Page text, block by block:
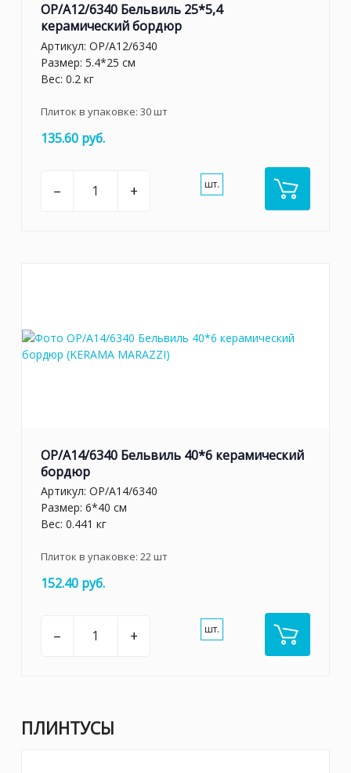
OP/A12/6340 Бельвиль 25*5,4
керамический бордюр
Артикул: OP/A12/6340
Размер: 5.4*25 см
Вес: 0.2 кг
Плиток в упаковке: 30шт
135.60 руб.
– + шт.
OP/A14/6340 Бельвиль 40*6 керамический
бордюр
Артикул: OP/A14/6340
Размер: 6*40 см
Вес: 0.441 кг
Плиток в упаковке: 22шт
152.40 руб.
– + шт.
ПЛИНТУСЫ